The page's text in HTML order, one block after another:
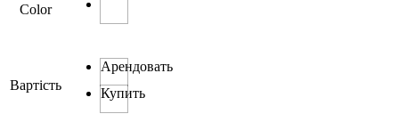
Color
Вартість
Арендовать
Купить